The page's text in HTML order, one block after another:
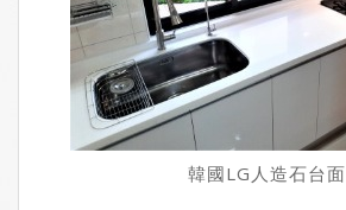
韓國LG人造石台面